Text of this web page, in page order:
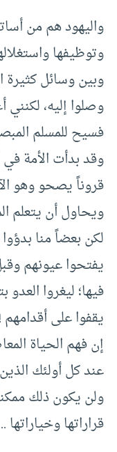
واليهود هم من
وتوظيفها
وبين وسائل
وصلوا إليه، لكنني
فسيح للمسلم
وقد بدأت الأمة في
قروناً يصحو وهو
ويحاول أن يتعلم
لكن بعضاً منا
يفتحوا عيونهم
فيها؛ ليغروا
يقفوا على أقدامهم
إن فهم الحياة
عند كل أولئك
ولن يكون ذلك
قراراتها وخياراتها ..